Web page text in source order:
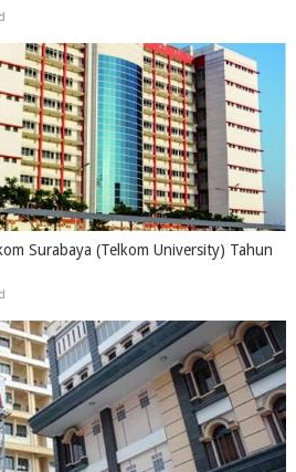
Surabaya (Telkom University) Tahun